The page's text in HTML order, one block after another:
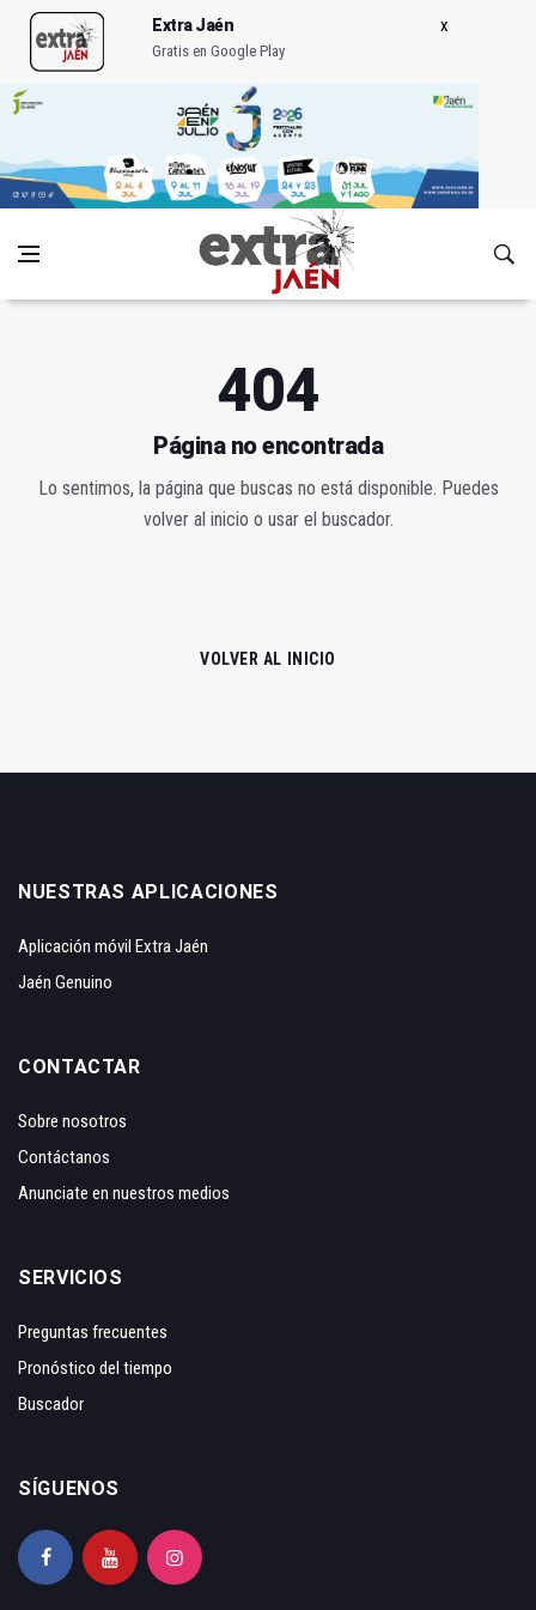
Extra Jaén
Gratis en Google Play
404
Página no encontrada
Lo sentimos, la página que buscas no está disponible. Puedes
volver al inicio o usar el buscador.
VOLVER AL INICIO
NUESTRAS APLICACIONES
Aplicación móvil Extra Jaén
Jaén Genuino
CONTACTAR
Sobre nosotros
Contáctanos
Anunciate en nuestros medios
SERVICIOS
Preguntas frecuentes
Pronóstico del tiempo
Buscador
SÍGUENOS